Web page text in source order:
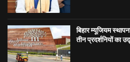
बिहार म्यूजियम
तीन प्रदर्शनियों का